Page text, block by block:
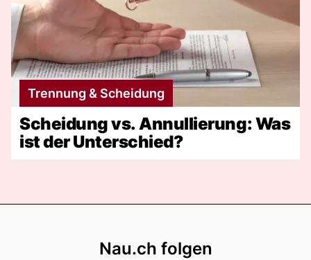
Trennung & Scheidung
Scheidung vs. Annullierung: Was
ist der Unterschied?
Nau.ch folgen